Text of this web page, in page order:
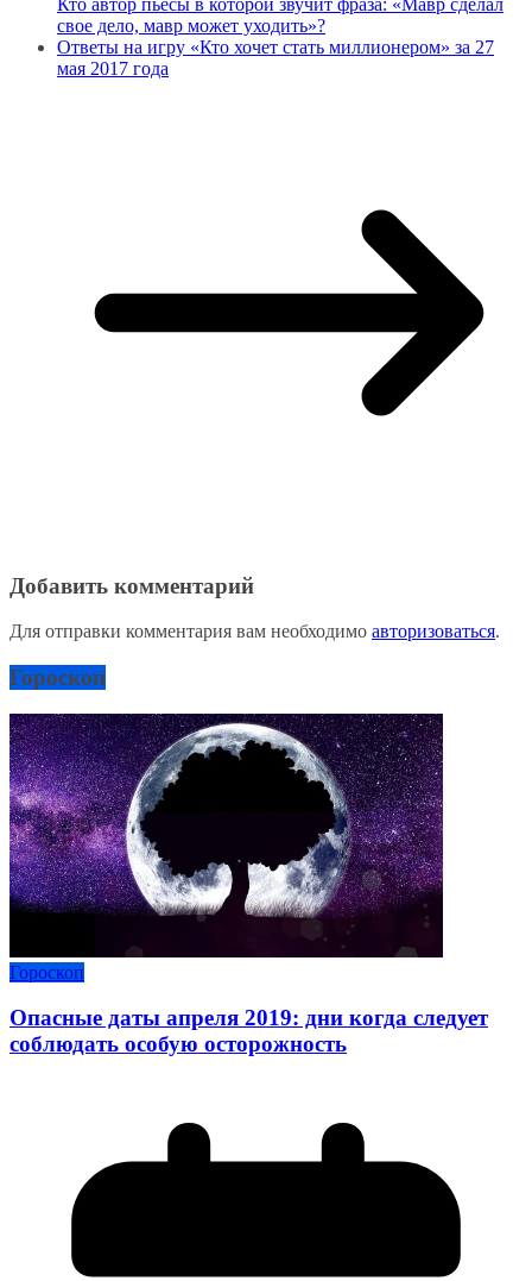
свое дело, мавр может уходить»?
Ответы на игру «Кто хочет стать миллионером» за 27
мая 2017 года
Добавить комментарий
Для отправки комментария вам необходимо авторизоваться.
Гороскоп
Гороскоп
Опасные даты апреля 2019: дни когда следует
соблюдать особую осторожность